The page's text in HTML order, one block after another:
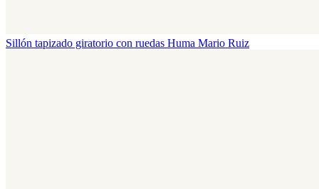
Sillón tapizado giratorio con ruedas Huma Mario Ruiz